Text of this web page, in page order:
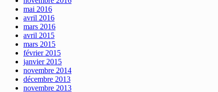
mai 2016
avril 2016
mars 2016
avril 2015
mars 2015
février 2015
janvier 2015
novembre 2014
décembre 2013
novembre 2013